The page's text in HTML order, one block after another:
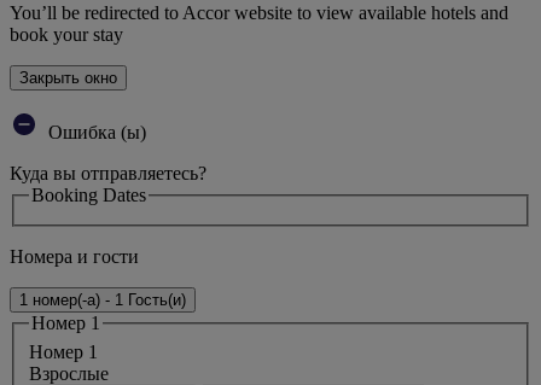
You’ll be redirected to Accor website to view available hotels and
book your stay
Закрыть окно
Ошибка (ы)
Куда вы отправляетесь?
Booking Dates
Номера и гости
1 номер(-а) - 1 Гость(и)
Номер 1
Номер 1
Bзрослые